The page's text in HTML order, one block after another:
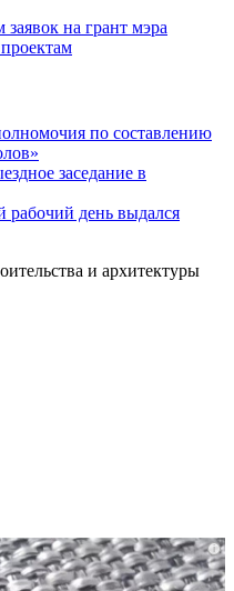
на грант мэра
по составлению
заседание в
день выдался
и архитектуры
i